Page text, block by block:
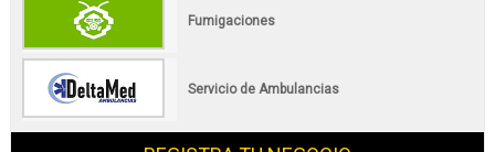
Fumigaciones
Servicio de Ambulancias